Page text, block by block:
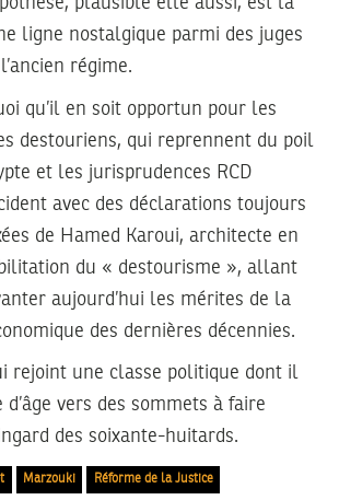
ligne nostalgique parmi des juges
régime.
qu’il en soit opportun pour les
destouriens, qui reprennent du poil
et les jurisprudences RCD
avec des déclarations toujours
de Hamed Karoui, architecte en
du « destourisme », allant
aujourd’hui les mérites de la
des dernières décennies.
rejoint une classe politique dont il
vers des sommets à faire
des soixante-huitards.
Marzouki Réforme de la Justice